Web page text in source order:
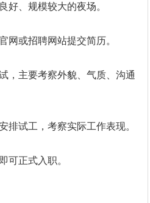
好、规模较大的夜场。
网或招聘网站提交简历。
，主要考察外貌、气质、沟通
排试工，考察实际工作表现。
可正式入职。